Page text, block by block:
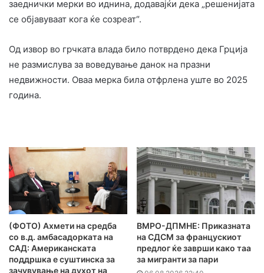
заеднички мерки во иднина, додавајќи дека „решенијата
се објавуваат кога ќе созреат“.
Од извор во грчката влада било потврдено дека Грција
не размислува за воведување данок на празни
недвижности. Оваа мерка била отфрлена уште во 2025
година.
(ФОТО) Ахмети на средба
со в.д. амбасадорката на
САД: Американската
поддршка е суштинска за
зачувување на духот на
ВМРО-ДПМНЕ: Приказната
на СДСМ за францускиот
предлог ќе заврши како таа
за мигранти за пари